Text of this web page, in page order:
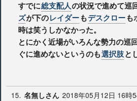
すでに総支配人の状況で進めて巡
ズが下のレイダーもデスクローも
時は笑うしかなかった。
とにかく近場がいろんな勢力の巡
ぐに進めないというのも選択肢と
15. 名無しさん 2018年05月12日 16時